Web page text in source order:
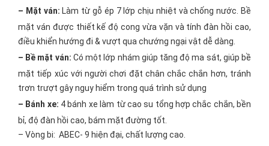
– Mặt ván: Làm từ gỗ ép 7 lớp chịu nhiệt và chống nước. Bề
mặt ván được thiết kế độ cong vừa vặn và tính đàn hồi cao,
điều khiển hướng đi & vượt qua chướng ngại vật dễ dàng.
– Bề mặt ván: Có một lớp nhám giúp tăng độ ma sát, giúp bề
mặt tiếp xúc với người chơi đặt chân chắc chắn hơn, tránh
trơn trượt gây nguy hiểm trong quá trình sử dụng
– Bánh xe: 4 bánh xe làm từ cao su tổng hợp chắc chắn, bền
bỉ, độ đàn hồi cao, bám mặt đường tốt.
– Vòng bi: ABEC- 9 hiện đại, chất lượng cao.